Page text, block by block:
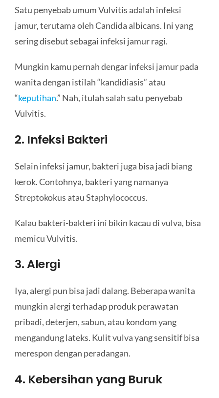
Satu penyebab umum Vulvitis adalah infeksi
jamur, terutama oleh Candida albicans. Ini yang
sering disebut sebagai infeksi jamur ragi.
Mungkin kamu pernah dengar infeksi jamur pada
wanita dengan istilah “kandidiasis” atau
“keputihan.” Nah, itulah salah satu penyebab
Vulvitis.
2. Infeksi Bakteri
Selain infeksi jamur, bakteri juga bisa jadi biang
kerok. Contohnya, bakteri yang namanya
Streptokokus atau Staphylococcus.
Kalau bakteri-bakteri ini bikin kacau di vulva, bisa
memicu Vulvitis.
3. Alergi
Iya, alergi pun bisa jadi dalang. Beberapa wanita
mungkin alergi terhadap produk perawatan
pribadi, deterjen, sabun, atau kondom yang
mengandung lateks. Kulit vulva yang sensitif bisa
merespon dengan peradangan.
4. Kebersihan yang Buruk